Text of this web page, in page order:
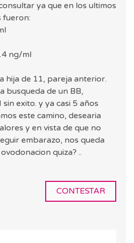
ya que en los ultimos
fueron:
ng/ml
hija de 11, pareja anterior.
busqueda de un BB,
sin exito. y ya casi 5 años
este camino, desearia
y en vista de que no
embarazo, nos queda
quiza? ..
CONTESTAR